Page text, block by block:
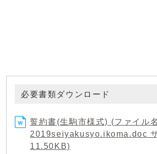
必要書類ダウンロード
誓約書(生駒市様式) (ファイル名
2019seiyakusyo.ikoma.doc サ
11.50KB)